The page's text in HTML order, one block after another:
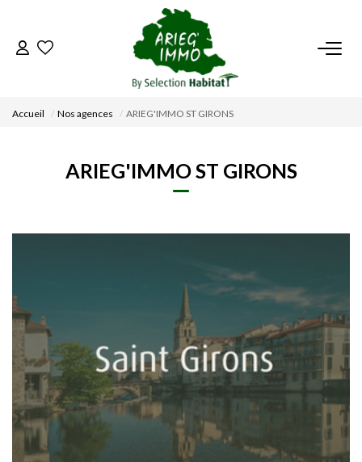
ACCUEIL
VENDRE UN BIEN
NOUS REJOINDRE
CONTACT
EN
Accueil Nos agences ARIEG'IMMO ST GIRONS
ARIEG'IMMO ST GIRONS